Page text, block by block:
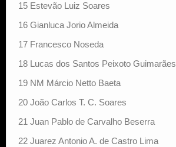
15 Estevão Luiz Soares
16 Gianluca Jorio Almeida
17 Francesco Noseda
18 Lucas dos Santos Peixoto Guimarães
19 NM Márcio Netto Baeta
20 João Carlos T. C. Soares
21 Juan Pablo de Carvalho Beserra
22 Juarez Antonio A. de Castro Lima